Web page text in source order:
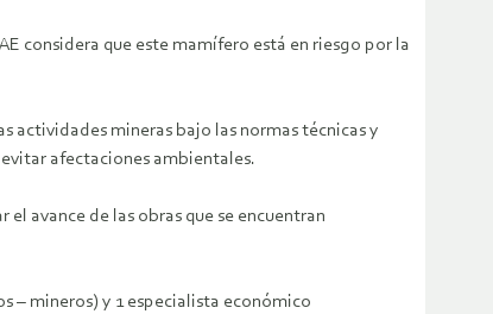
considera que este mamífero está en riesgo por la
actividades mineras bajo las normas técnicas y
afectaciones ambientales.
avance de las obras que se encuentran
– mineros) y 1 especialista económico